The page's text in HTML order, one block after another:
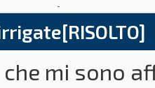
l’estate! Il
la
mi sono